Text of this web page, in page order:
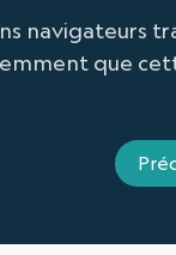
navigateurs
que